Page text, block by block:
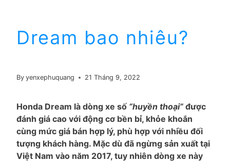
Dream bao nhiêu?
By yenxephuquang 21 Tháng 9, 2022
Honda Dream là dòng xe số “huyền thoại” được
đánh giá cao với động cơ bền bỉ, khỏe khoắn
cùng mức giá bán hợp lý, phù hợp với nhiều đối
tượng khách hàng. Mặc dù đã ngừng sản xuất tại
Việt Nam vào năm 2017, tuy nhiên dòng xe này